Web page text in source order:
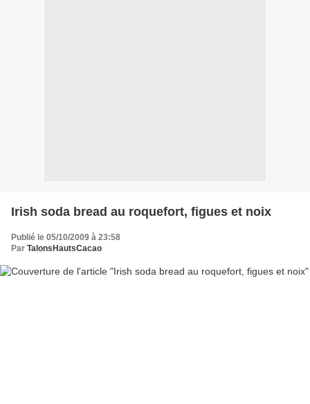
Irish soda bread au roquefort, figues et noix
Publié le 05/10/2009 à 23:58
Par TalonsHautsCacao